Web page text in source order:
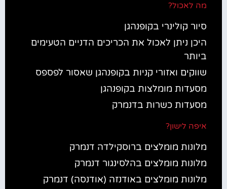
מה לאכול?
סיור קולינרי בקופנהגן
היכן ניתן לאכול את הכריכים הדניים הטעימים
ביותר
שווקים ואזורי קניות בקופנהגן שאסור לפספס
מסעדות מומלצות בקופנהגן
מסעדות כשרות בדנמרק
איפה לישון?
מלונות מומלצים ברוסקילדה דנמרק
מלונות מומלצים בהלסינגור דנמרק
מלונות מומלצים באודנזה (אודנסה) דנמרק